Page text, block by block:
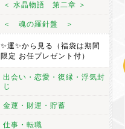
＜ 水晶物語 第二章 ＞
＜ 魂の羅針盤 ＞
✨運✨から見る（福袋は期間
限定 お任プレゼント付）
出会い・恋愛・復縁・浮気封
じ
金運・財運・貯蓄
仕事・転職